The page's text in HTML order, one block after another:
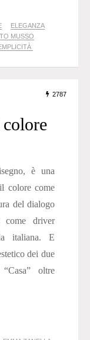
ELEGANZA
MUSSO
2787
è una
colore come
del dialogo
driver
italiana. E
dei due
oltre